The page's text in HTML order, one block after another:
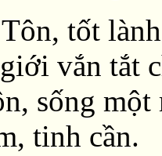
tốt
vắn tắt
sống
tinh cần.